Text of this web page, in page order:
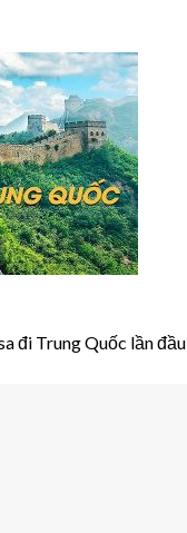
đi Trung Quốc lần